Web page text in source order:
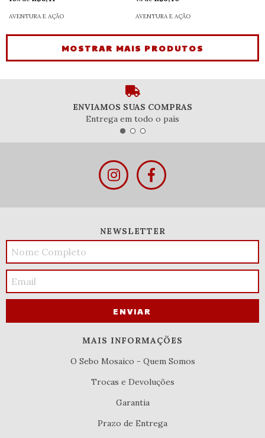
AVENTURA E AÇÃO AVENTURA E AÇÃO
MOSTRAR MAIS PRODUTOS
ENVIAMOS SUAS COMPRAS
Entrega em todo o país
NEWSLETTER
MAIS INFORMAÇÕES
O Sebo Mosaico - Quem Somos
Trocas e Devoluções
Garantia
Prazo de Entrega